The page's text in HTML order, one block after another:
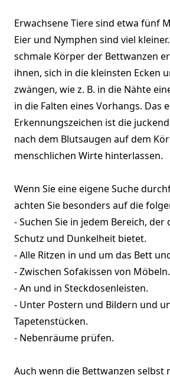
Erwachsene Tiere sind etwa fünf
Eier und Nymphen sind viel
schmale Körper der Bettwanzen
ihnen, sich in die kleinsten Ecken
zwängen, wie z. B. in die Nähte
in die Falten eines Vorhangs. Das
Erkennungszeichen ist die
nach dem Blutsaugen auf dem
menschlichen Wirte hinterlassen.
Wenn Sie eine eigene Suche
achten Sie besonders auf die
- Suchen Sie in jedem Bereich, der
Schutz und Dunkelheit bietet.
- Alle Ritzen in und um das Bett
- Zwischen Sofakissen von Möbeln.
- An und in Steckdosenleisten.
- Unter Postern und Bildern und
Tapetenstücken.
- Nebenräume prüfen.
Auch wenn die Bettwanzen selbst